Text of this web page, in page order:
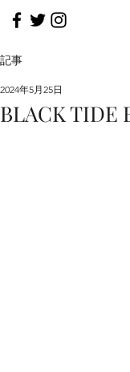
記事
BLACK TIDE
2024年5月25日